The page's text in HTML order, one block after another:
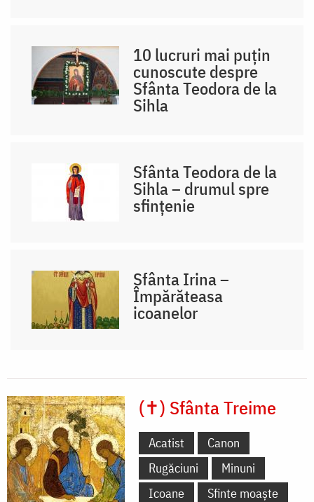
10 lucruri mai puțin
cunoscute despre
Sfânta Teodora de la
Sihla
Sfânta Teodora de la
Sihla – drumul spre
sfințenie
Sfânta Irina –
Împărăteasa
icoanelor
(✝) Sfânta Treime
Acatist
Canon
Rugăciuni
Minuni
Icoane
Sfinte moaște